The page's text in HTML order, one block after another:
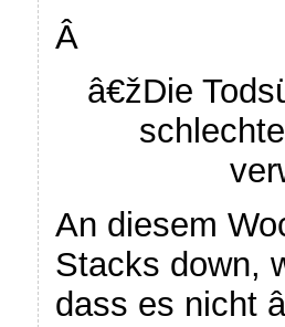
Â
â€žDie
An diesem
Stacks down,
dass es nicht